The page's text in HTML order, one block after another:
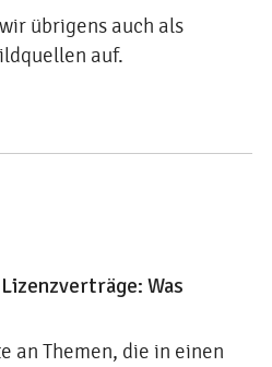
übrigens auch als
auf.
Was
an Themen, die in einen